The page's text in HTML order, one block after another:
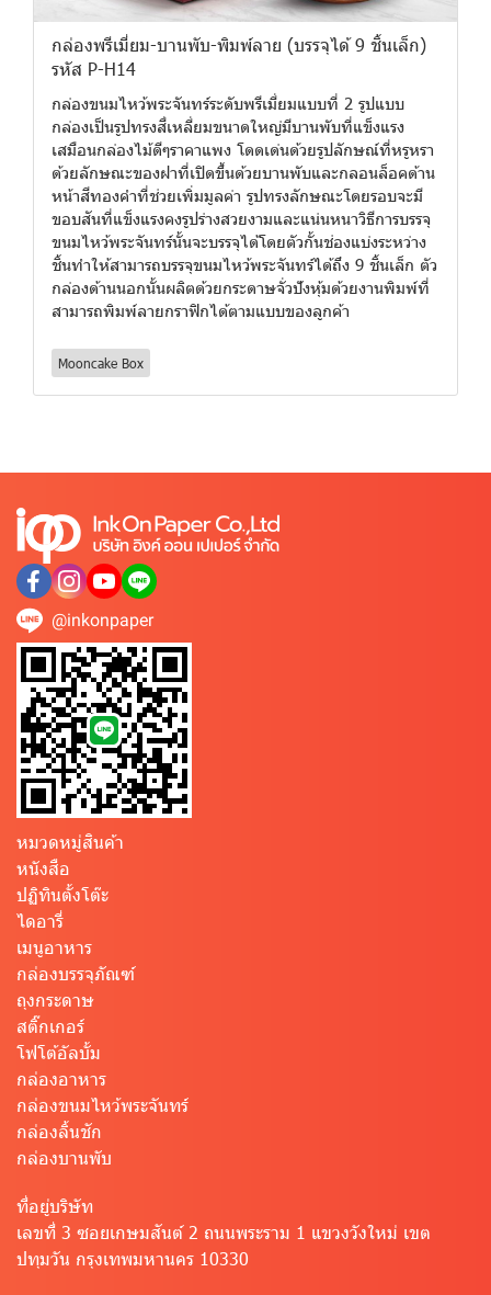
กล่องพรีเมี่ยม-บานพับ-พิมพ์ลาย (บรรจุได้ 9 ชิ้นเล็ก)
รหัส P-H14
กล่องขนมไหว้พระจันทร์ระดับพรีเมี่ยมแบบที่ 2 รูปแบบ
กล่องเป็นรูปทรงสี่เหลี่ยมขนาดใหญ่มีบานพับที่แข็งแรง
เสมือนกล่องไม้ดีๆราคาแพง โดดเด่นด้วยรูปลักษณ์ที่หรูหรา
ด้วยลักษณะของฝาที่เปิดขึ้นด้วยบานพับและกลอนล็อคด้าน
หน้าสีทองคำที่ช่วยเพิ่มมูลค่า รูปทรงลักษณะโดยรอบจะมี
ขอบสันที่แข็งแรงคงรูปร่างสวยงามและแน่นหนาวิธีการบรรจุ
ขนมไหว้พระจันทร์นั้นจะบรรจุได้โดยตัวกั้นช่องแบ่งระหว่าง
ชิ้นทำให้สามารถบรรจุขนมไหว้พระจันทร์ได้ถึง 9 ชิ้นเล็ก ตัว
กล่องด้านนอกนั้นผลิตด้วยกระดาษจั่วปังหุ้มด้วยงานพิมพ์ที่
สามารถพิมพ์ลายกราฟิกได้ตามแบบของลูกค้า
Mooncake Box
@inkonpaper
หมวดหมู่สินค้า
หนังสือ
ปฏิทินตั้งโต๊ะ
ไดอารี่
เมนูอาหาร
กล่องบรรจุภัณฑ์
ถุงกระดาษ
สติ๊กเกอร์
โฟโต้อัลบั้ม
กล่องอาหาร
กล่องขนมไหว้พระจันทร์
กล่องลิ้นชัก
กล่องบานพับ
ที่อยู่บริษัท
เลขที่ 3 ซอยเกษมสันต์ 2 ถนนพระราม 1 แขวงวังใหม่ เขต
ปทุมวัน กรุงเทพมหานคร 10330